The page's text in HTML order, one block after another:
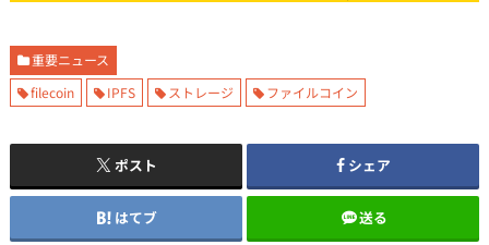
重要ニュース
filecoin
IPFS ストレージ ファイルコイン
ポスト シェア
はてブ 送る